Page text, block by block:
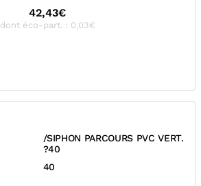
42,43€
dont éco-part. : 0,03€
/SIPHON PARCOURS PVC VERT.
?40
40